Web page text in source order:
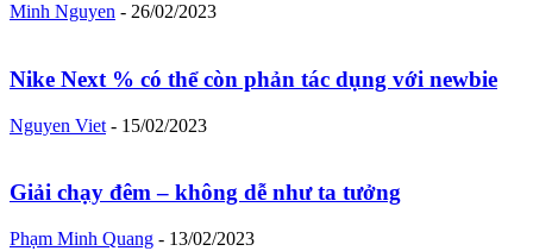
Minh Nguyen - 26/02/2023
Nike Next % có thể còn phản tác dụng với newbie
Nguyen Viet - 15/02/2023
Giải chạy đêm – không dễ như ta tưởng
Phạm Minh Quang - 13/02/2023